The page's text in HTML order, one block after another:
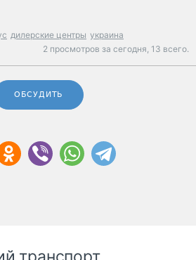
дилерские центры украина
2 просмотров за сегодня, 13 всего.
ОБСУДИТЬ